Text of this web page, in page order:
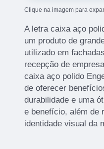
Clique na imagem para
A letra caixa aço
um produto de
utilizado em
recepção de
caixa aço polido
de oferecer
durabilidade e uma
e benefício, além de
identidade visual da